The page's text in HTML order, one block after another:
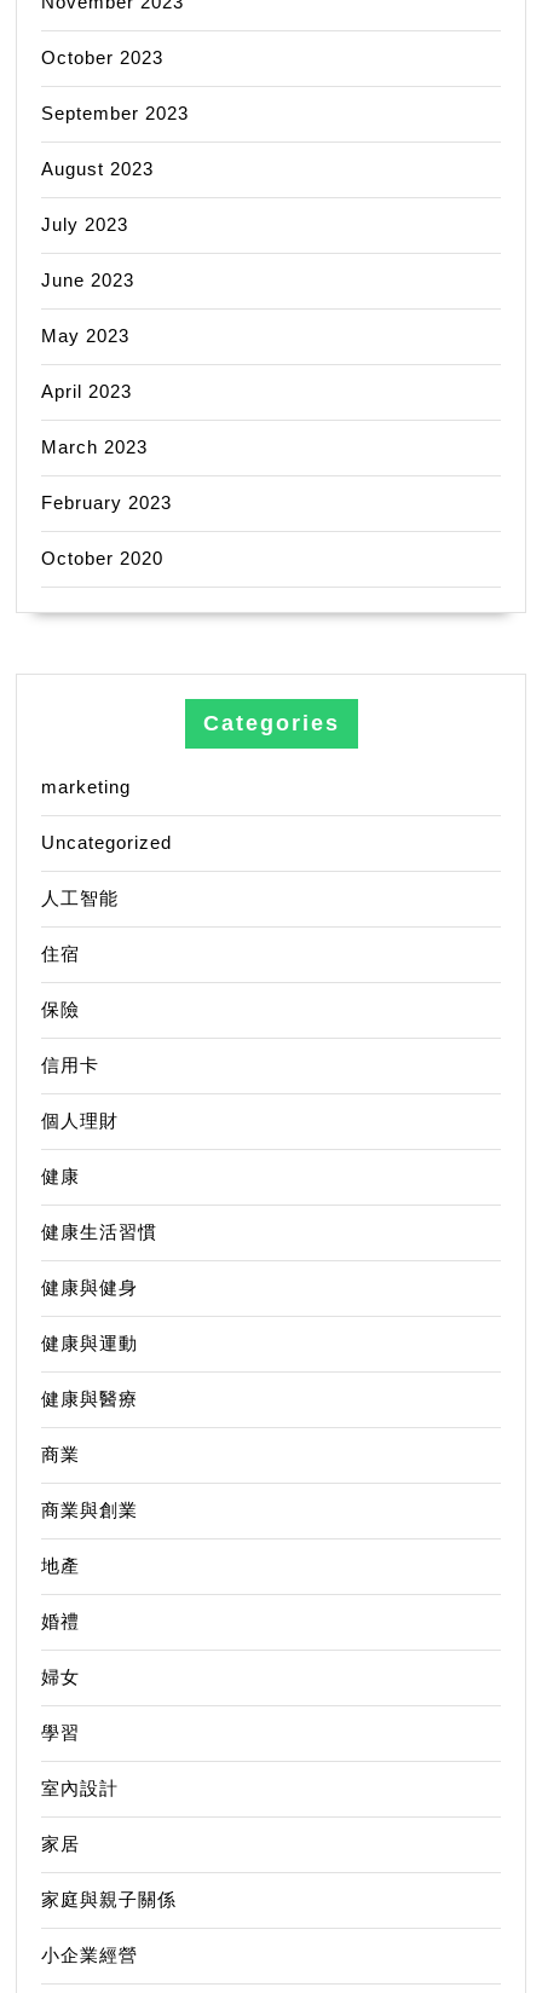
October 2023
September 2023
August 2023
July 2023
June 2023
May 2023
April 2023
March 2023
February 2023
October 2020
Categories
marketing
Uncategorized
人工智能
住宿
保險
信用卡
個人理財
健康
健康生活習慣
健康與健身
健康與運動
健康與醫療
商業
商業與創業
地產
婚禮
婦女
學習
室內設計
家居
家庭與親子關係
小企業經營